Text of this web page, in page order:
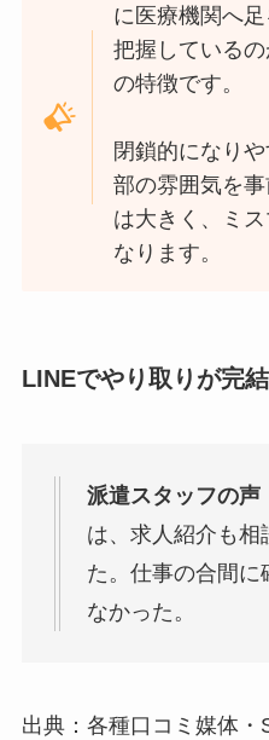
に医療機関へ
把握している
の特徴です。
閉鎖的になり
部の雰囲気を
は大きく、ミ
なります。
LINEでやり取りが完
派遣スタッフの声
は、求人紹介も相
た。仕事の合間に
なかった。
出典：各種口コミ媒体